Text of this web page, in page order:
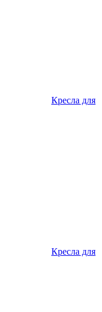
Кресла для
Кресла для